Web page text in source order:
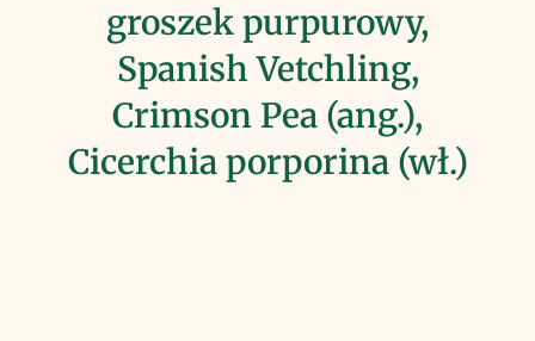
groszek purpurowy,
Spanish Vetchling,
Crimson Pea (ang.),
Cicerchia porporina (wł.)